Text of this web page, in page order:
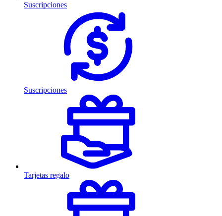
Suscripciones
Suscripciones
Tarjetas regalo